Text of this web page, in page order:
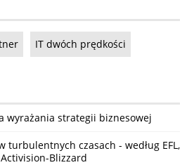
IT dwóch prędkości
wyrażania strategii biznesowej
turbulentnych czasach - według EFL,
Blizzard